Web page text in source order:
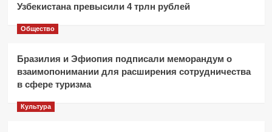
Узбекистана превысили 4 трлн рублей
Общество
Бразилия и Эфиопия подписали меморандум о
взаимопонимании для расширения сотрудничества
в сфере туризма
Культура